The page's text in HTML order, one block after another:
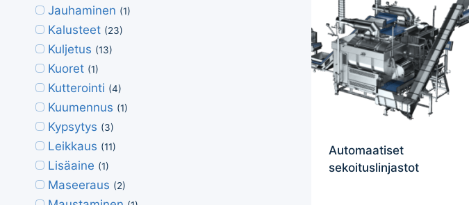
Automaatiset
sekoituslinjastot
Jauhaminen (1)
Kalusteet (23)
Kuljetus (13)
Kuoret (1)
Kutterointi (4)
Kuumennus (1)
Kypsytys (3)
Leikkaus (11)
Lisäaine (1)
Maseeraus (2)